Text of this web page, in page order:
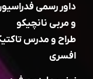
داور رسمی
و مربی نانچیکو
طراح و مدرس
افسری